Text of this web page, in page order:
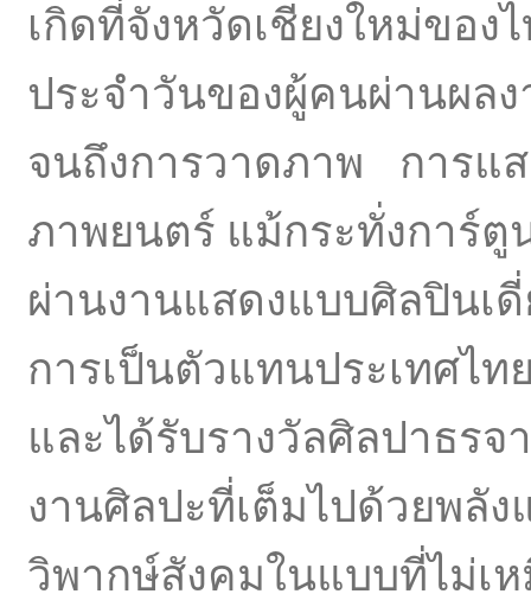
เกิดที่จังหวัดเชียงใหม่ขอ
ประจำวันของผู้คนผ่านผล
จนถึงการวาดภาพ การ
ภาพยนตร์ แม้กระทั่งการ์ตู
ผ่านงานแสดงแบบศิลปิน
การเป็นตัวแทนประเทศไ
และได้รับรางวัลศิลปาธ
งานศิลปะที่เต็มไปด้วย
วิพากษ์สังคมในแบบที่ไม่เ